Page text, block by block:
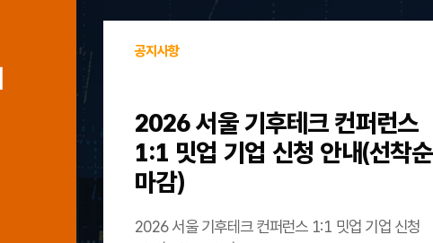
공지사항
2026 서울 기후테크 컨퍼런스
1:1 밋업 기업 신청 안내(선착순
마감)
2026 서울 기후테크 컨퍼런스 1:1 밋업 기업 신청